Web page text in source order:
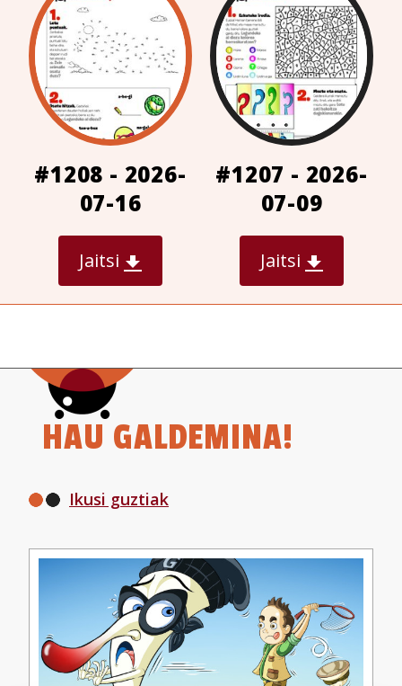
#1208 - 2026-
07-16
Jaitsi
#1207 - 2026-
07-09
Jaitsi
HAU GALDEMINA!
Ikusi guztiak